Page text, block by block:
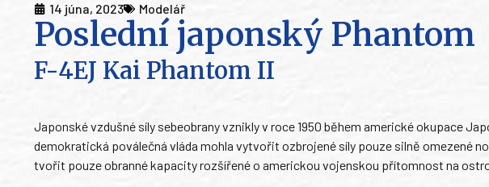
14 júna, 2023 Modelář
Poslední japonský Phantom
F-4EJ Kai Phantom II
Japonské vzdušné síly sebeobrany vznikly v roce 1950 během americké okupace
demokratická poválečná vláda mohla vytvořit ozbrojené síly pouze silně omezené
tvořit pouze obranné kapacity rozšířené o americkou vojenskou přítomnost na